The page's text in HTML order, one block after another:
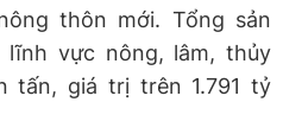
thôn mới. Tổng sản
vực nông, lâm, thủy
tấn, giá trị trên 1.791 tỷ